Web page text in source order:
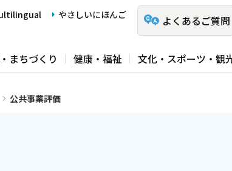
やさしいにほんご よくあるご質問
まちづくり 健康・福祉 文化・スポーツ・観
公共事業評価